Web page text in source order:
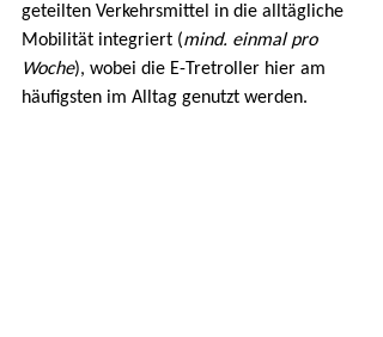
geteilten Verkehrsmittel in die alltägliche
Mobilität integriert (mind. einmal pro
Woche), wobei die E-Tretroller hier am
häufigsten im Alltag genutzt werden.